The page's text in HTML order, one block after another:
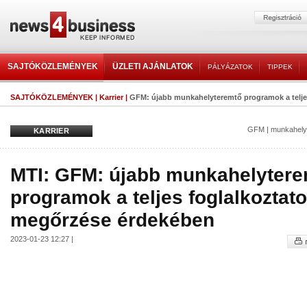
SAJTÓKÖZLEMÉNYEK ÜZLETI AJÁNLATOK PÁLYÁZATOK TIPPEK
SAJTÓKÖZLEMÉNYEK | Karrier| GFM: újabb munkahelyteremtő programok a
KARRIER GFM |
MTI: GFM: újabb
programok a teljes
megőrzése érdekében
2023-01-23 12:27 |